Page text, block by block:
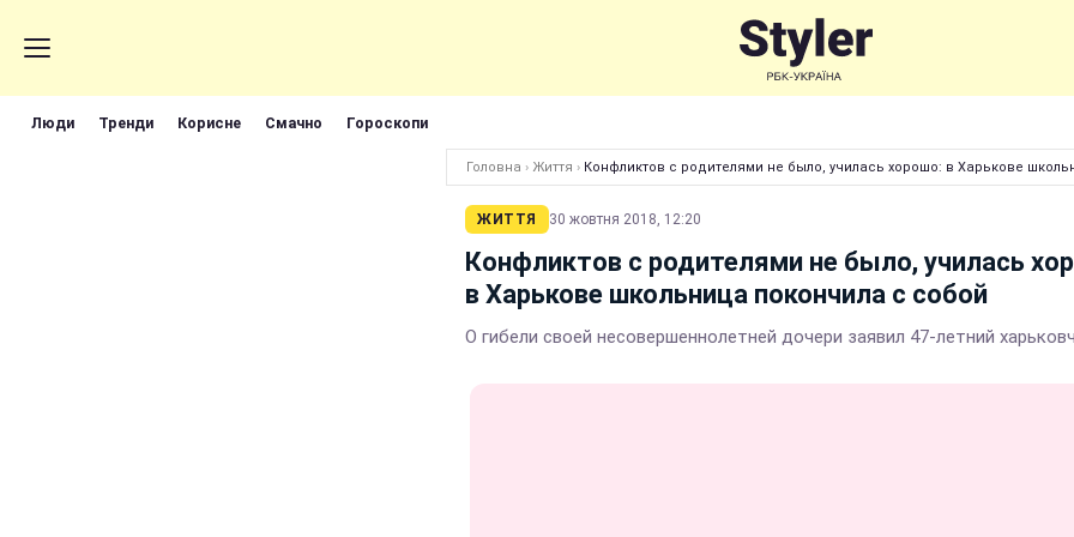
Люди Тренди Корисне Смачно Гороскопи
Головна › Життя › Конфликтов с родителями не было, училась хорошо: в Харькове
ЖИТТЯ 30 жовтня 2018, 12:20
Конфликтов с родителями не было, училась
в Харькове школьница покончила с собой
О гибели своей несовершеннолетней дочери заявил 47-летний